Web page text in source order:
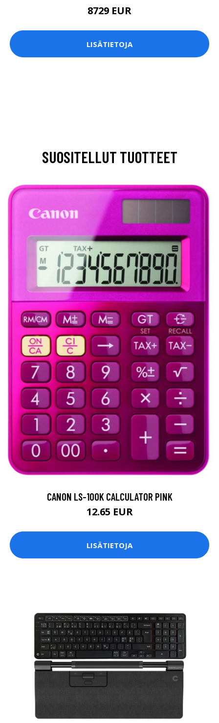
8729 EUR
LISÄTIETOJA
SUOSITELLUT TUOTTEET
CANON LS-100K CALCULATOR PINK
12.65 EUR
LISÄTIETOJA